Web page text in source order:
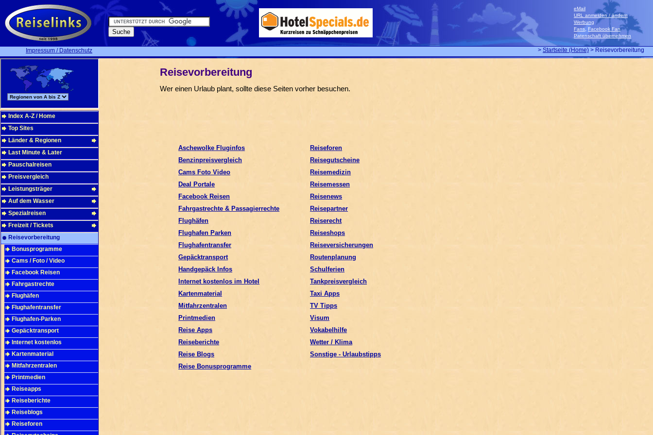
eMail
URL anmelden / ändern
Werbung
Fans, Facebook Fan
Patenschaft übernehmen
Impressum / Datenschutz > Startseite (Home) > Reisevorbereitung
Index A-Z / Home
Top Sites
Länder & Regionen
Last Minute & Later
Pauschalreisen
Preisvergleich
Leistungsträger
Auf dem Wasser
Spezialreisen
Freizeit / Tickets
Reisevorbereitung
Bonusprogramme
Cams / Foto / Video
Facebook Reisen
Fahrgastrechte
Flughäfen
Flughafentransfer
Flughafen-Parken
Gepäcktransport
Internet kostenlos
Kartenmaterial
Mitfahrzentralen
Printmedien
Reiseapps
Reiseberichte
Reiseblogs
Reiseforen
Reisevorbereitung
Wer einen Urlaub plant, sollte diese Seiten vorher besuchen.
Aschewolke Fluginfos
Reiseforen
Benzinpreisvergleich
Reisegutscheine
Cams Foto Video
Reisemedizin
Deal Portale
Reisemessen
Facebook Reisen
Reisenews
Fahrgastrechte & Passagierrechte
Reisepartner
Flughäfen
Reiserecht
Flughafen Parken
Reiseshops
Flughafentransfer
Reiseversicherungen
Gepäcktransport
Routenplanung
Handgepäck Infos
Schulferien
Internet kostenlos im Hotel
Tankpreisvergleich
Kartenmaterial
Taxi Apps
Mitfahrzentralen
TV Tipps
Printmedien
Visum
Reise Apps
Vokabelhilfe
Reiseberichte
Wetter / Klima
Reise Blogs
Sonstige - Urlaubstipps
Reise Bonusprogramme